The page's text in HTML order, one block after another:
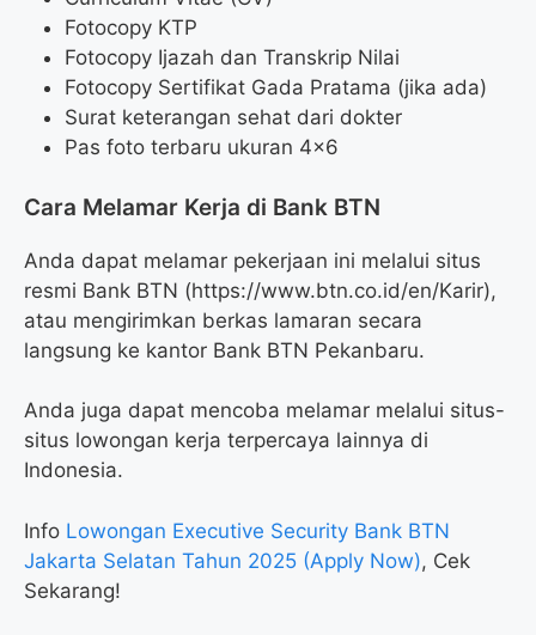
Fotocopy KTP
Fotocopy Ijazah dan Transkrip Nilai
Fotocopy Sertifikat Gada Pratama (jika ada)
Surat keterangan sehat dari dokter
Pas foto terbaru ukuran 4×6
Cara Melamar Kerja di Bank BTN
Anda dapat melamar pekerjaan ini melalui situs
resmi Bank BTN (https://www.btn.co.id/en/Karir),
atau mengirimkan berkas lamaran secara
langsung ke kantor Bank BTN Pekanbaru.
Anda juga dapat mencoba melamar melalui situs-
situs lowongan kerja terpercaya lainnya di
Indonesia.
Info Lowongan Executive Security Bank BTN
Jakarta Selatan Tahun 2025 (Apply Now), Cek
Sekarang!